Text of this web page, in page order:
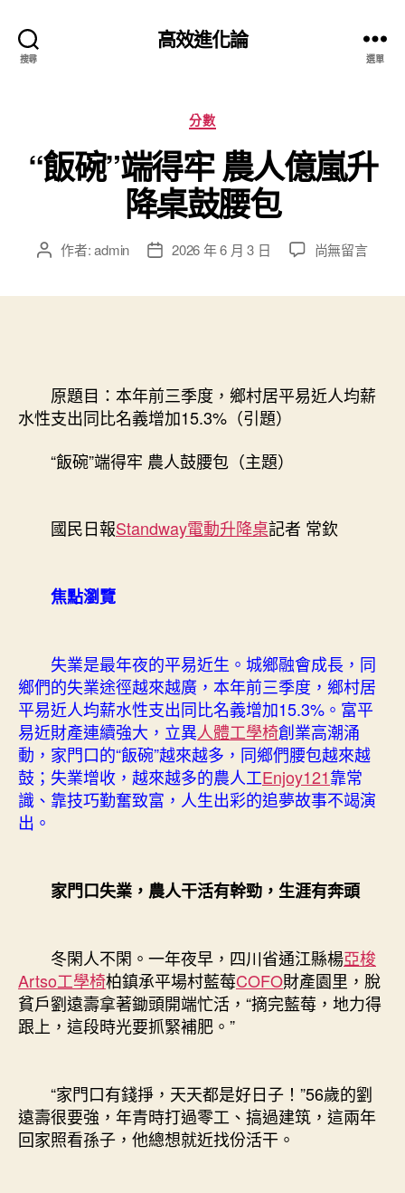
搜尋
高效進化論
選單
分
類
分數
“飯碗”端得牢 農人億嵐升
降桌鼓腰包
文 作者:admin
文 2026 年 6 月 3 日
在
人
億
腰
尚無留言
原題目：本年前三季度，鄉村居平易近人均薪
水性支出同比名義增加15.3%（引題）
“飯碗”端得牢 農人鼓腰包（主題）
國民日報Standway電動升降桌記者 常欽
焦點瀏覽
失業是最年夜的平易近生。城鄉融會成長，同
鄉們的失業途徑越來越廣，本年前三季度，鄉村居
平易近人均薪水性支出同比名義增加15.3%。富平
易近財產連續強大，立異人體工學椅創業高潮涌
動，家門口的“飯碗”越來越多，同鄉們腰包越來越
鼓；失業增收，越來越多的農人工Enjoy121靠常
識、靠技巧勤奮致富，人生出彩的追夢故事不竭演
出。
家門口失業，農人干活有幹勁，生涯有奔頭
冬閑人不閑。一年夜早，四川省通江縣楊亞梭
Artso工學椅柏鎮承平場村藍莓COFO財產園里，脫
貧戶劉遠壽拿著鋤頭開端忙活，“摘完藍莓，地力得
跟上，這段時光要抓緊補肥。”
“家門口有錢掙，天天都是好日子！”56歲的劉
遠壽很要強，年青時打過零工、搞過建筑，這兩年
回家照看孫子，他總想就近找份活干。